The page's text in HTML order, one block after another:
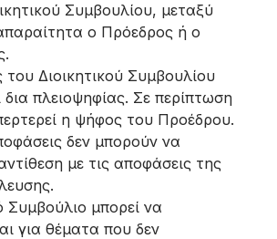
Συμβουλίου, μεταξύ
ο Πρόεδρος ή ο
του Διοικητικού Συμβουλίου
πλειοψηφίας. Σε περίπτωση
η ψήφος του Προέδρου.
δεν μπορούν να
με τις αποφάσεις της
Συμβούλιο μπορεί να
για θέματα που δεν